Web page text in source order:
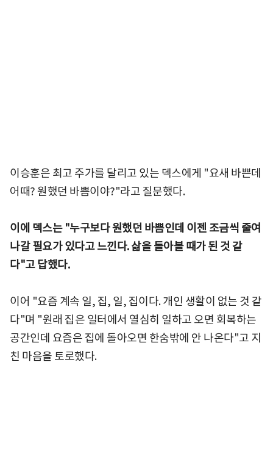
이승훈은 최고 주가를 달리고 있는 덱스에게 "요새 바쁜데
어때? 원했던 바쁨이야?"라고 질문했다.
이에 덱스는 "누구보다 원했던 바쁨인데 이젠 조금씩 줄여
나갈 필요가 있다고 느낀다. 삶을 돌아볼 때가 된 것 같
다"고 답했다.
이어 "요즘 계속 일, 집, 일, 집이다. 개인 생활이 없는 것 같
다"며 "원래 집은 일터에서 열심히 일하고 오면 회복하는
공간인데 요즘은 집에 돌아오면 한숨밖에 안 나온다"고 지
친 마음을 토로했다.